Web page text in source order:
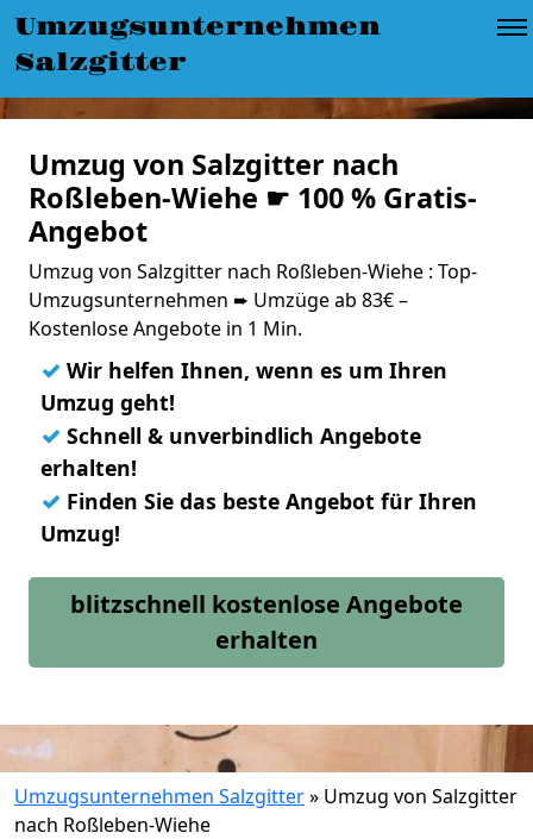
Umzugsunternehmen
Salzgitter
Umzug von Salzgitter nach
Roßleben-Wiehe ☛ 100 % Gratis-
Angebot
Umzug von Salzgitter nach Roßleben-Wiehe : Top-
Umzugsunternehmen ➨ Umzüge ab 83€ –
Kostenlose Angebote in 1 Min.
✓ Wir helfen Ihnen, wenn es um Ihren
Umzug geht!
✓ Schnell & unverbindlich Angebote
erhalten!
✓ Finden Sie das beste Angebot für Ihren
Umzug!
blitzschnell kostenlose Angebote
erhalten
Umzugsunternehmen Salzgitter» Umzug von Salzgitter
nach Roßleben-Wiehe